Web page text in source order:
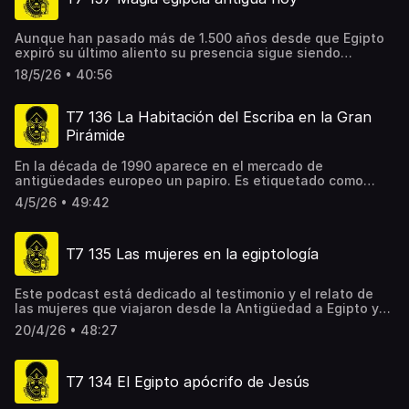
incluyo referencias curiosas al mito de la maldición
muchos de los momentos vividos en aquella época hace
casi 100 años junto a su padre y Howard Carter.
Aunque han pasado más de 1.500 años desde que Egipto
expiró su último aliento su presencia sigue siendo
constante en el pensamiento moderno. Algunos creen que
sus objetos, las tumbas o los templos están cargados de
músicos como Jean-Michel Jarre han intentado utilizar
para fines inefables. Es una historia que hunde sus raíces
en el inconsciente más profundo del ser humano y, no hay
18/5/26 • 40:56
T7 136 La Habitación del Escriba en la Gran
Pirámide
En la década de 1990 aparece en el mercado de
antigüedades europeo un papiro. Es etiquetado como
8.27.70. Lo que cuenta es increíble. Existe una habitación
bajo la Cámara del Sarcófago en la Gran Pirámide. Es la
Escucha aquí por primera vez esta historia ocultada y
desconocida.
4/5/26 • 49:42
T7 135 Las mujeres en la egiptología
Este podcast está dedicado al testimonio y el relato de
las mujeres que viajaron desde la Antigüedad a Egipto y
hemos conservado testimonio directo o indirecto de ello.
No es un episodio sobre reinas o nobles del antiguo
quienes especialmente desde época cristiana y sobre
todo desde el siglo XIX, nos han contado cómo era ese
antiguo Egipto desde sus propios ojos. Por aquí desfilan
20/4/26 • 48:27
T7 134 El Egipto apócrifo de Jesús